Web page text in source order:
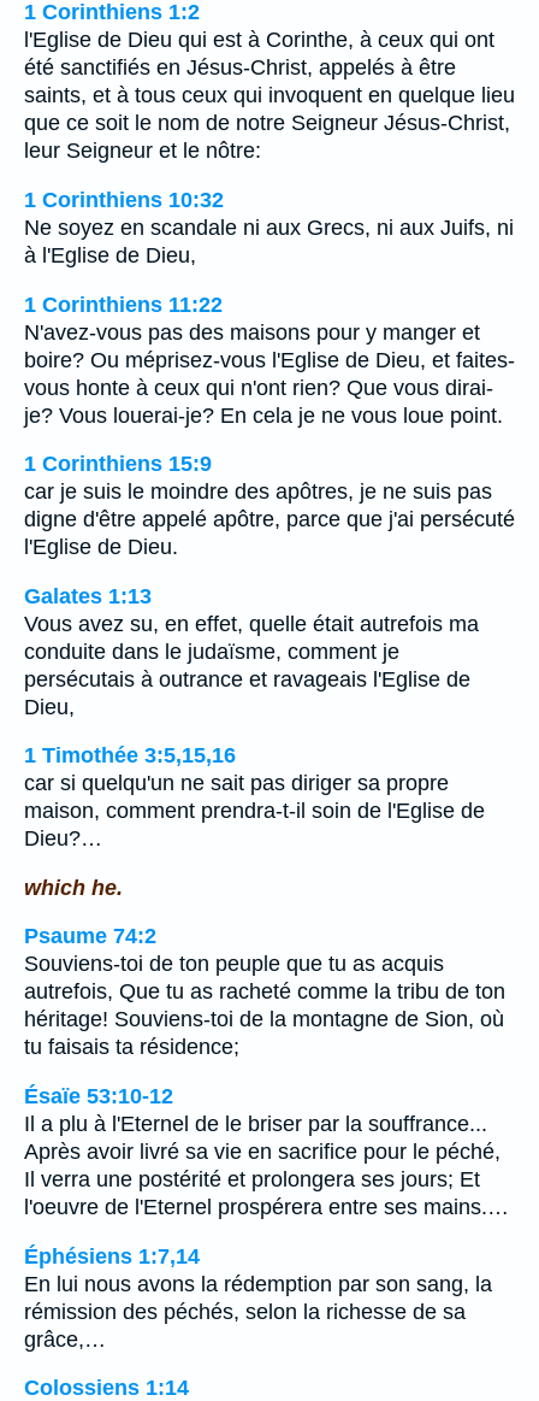
1 Corinthiens 1:2
l'Eglise de Dieu qui est à Corinthe, à ceux qui ont
été sanctifiés en Jésus-Christ, appelés à être
saints, et à tous ceux qui invoquent en quelque lieu
que ce soit le nom de notre Seigneur Jésus-Christ,
leur Seigneur et le nôtre:
1 Corinthiens 10:32
Ne soyez en scandale ni aux Grecs, ni aux Juifs, ni
à l'Eglise de Dieu,
1 Corinthiens 11:22
N'avez-vous pas des maisons pour y manger et
boire? Ou méprisez-vous l'Eglise de Dieu, et faites-
vous honte à ceux qui n'ont rien? Que vous dirai-
je? Vous louerai-je? En cela je ne vous loue point.
1 Corinthiens 15:9
car je suis le moindre des apôtres, je ne suis pas
digne d'être appelé apôtre, parce que j'ai persécuté
l'Eglise de Dieu.
Galates 1:13
Vous avez su, en effet, quelle était autrefois ma
conduite dans le judaïsme, comment je
persécutais à outrance et ravageais l'Eglise de
Dieu,
1 Timothée 3:5,15,16
car si quelqu'un ne sait pas diriger sa propre
maison, comment prendra-t-il soin de l'Eglise de
Dieu?…
which he.
Psaume 74:2
Souviens-toi de ton peuple que tu as acquis
autrefois, Que tu as racheté comme la tribu de ton
héritage! Souviens-toi de la montagne de Sion, où
tu faisais ta résidence;
Ésaïe 53:10-12
Il a plu à l'Eternel de le briser par la souffrance...
Après avoir livré sa vie en sacrifice pour le péché,
Il verra une postérité et prolongera ses jours; Et
l'oeuvre de l'Eternel prospérera entre ses mains.…
Éphésiens 1:7,14
En lui nous avons la rédemption par son sang, la
rémission des péchés, selon la richesse de sa
grâce,…
Colossiens 1:14